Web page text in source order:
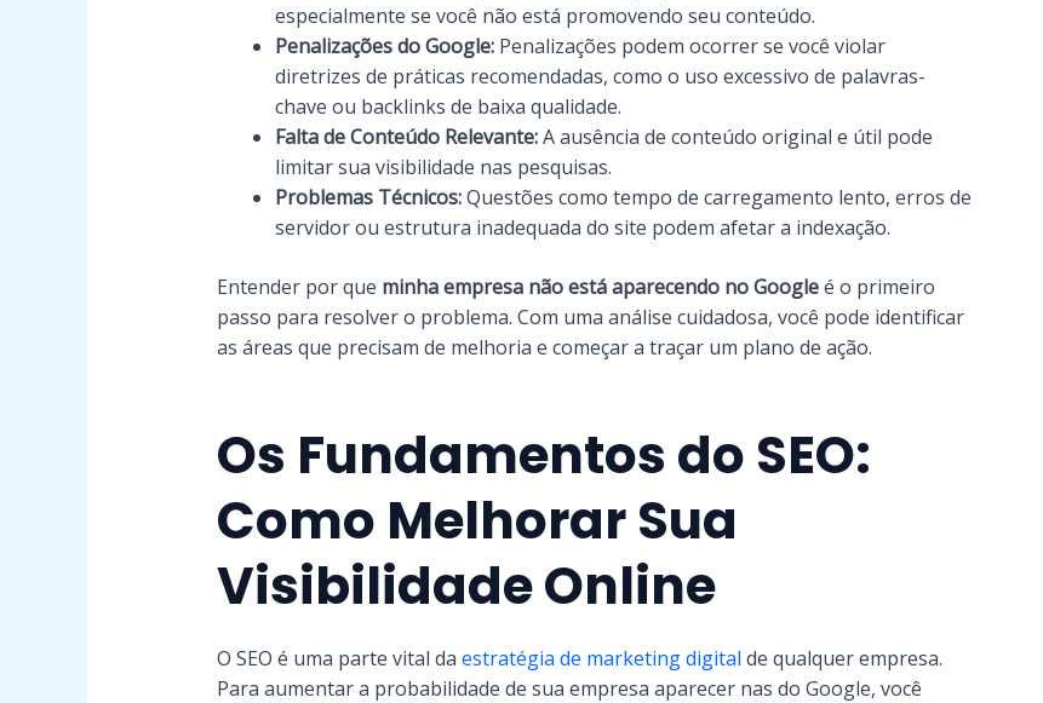
especialmente se você não está promovendo seu conteúdo.
Penalizações do Google:Penalizações podem ocorrer se você violar
diretrizes de práticas recomendadas, como o uso excessivo de palavras-
chave ou backlinks de baixa qualidade.
Falta de Conteúdo Relevante:A ausência de conteúdo original e útil pode
limitar sua visibilidade nas pesquisas.
Problemas Técnicos:Questões como tempo de carregamento lento, erros de
servidor ou estrutura inadequada do site podem afetar a indexação.
Entender por que minha empresa não está aparecendo no Googleé o primeiro
passo para resolver o problema. Com uma análise cuidadosa, você pode identificar
as áreas que precisam de melhoria e começar a traçar um plano de ação.
Os Fundamentos do SEO:
Como Melhorar Sua
Visibilidade Online
O SEO é uma parte vital da estratégia de marketing digital de qualquer empresa.
Para aumentar a probabilidade de sua empresa aparecer nas do Google, você